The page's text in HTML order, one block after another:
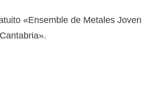
«Ensemble de Metales Joven